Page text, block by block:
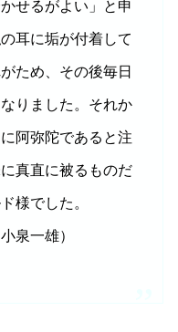
せるがよい」と申
耳に垢が付着して
ため、その後毎日
りました。それか
阿弥陀であると注
真直に被るものだ
様でした。
泉一雄）